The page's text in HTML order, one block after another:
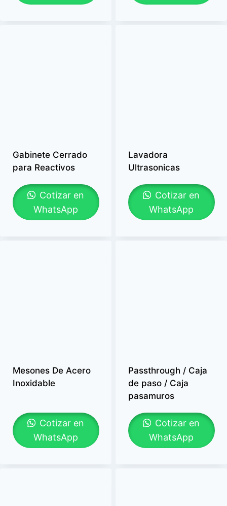
Gabinete Cerrado
para Reactivos
Cotizar en
WhatsApp
Lavadora
Ultrasonicas
Cotizar en
WhatsApp
Mesones De Acero
Inoxidable
Cotizar en
WhatsApp
Passthrough / Caja
de paso / Caja
pasamuros
Cotizar en
WhatsApp